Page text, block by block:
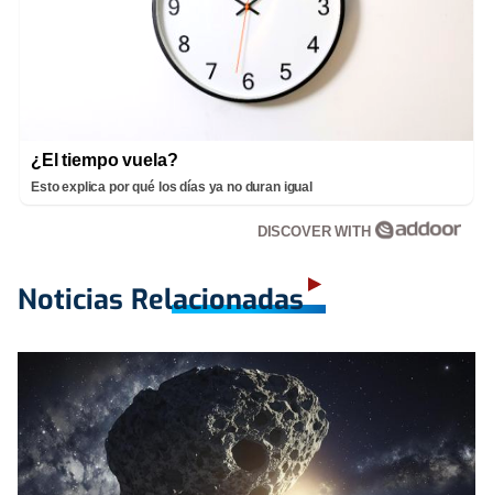
¿El tiempo vuela?
Esto explica por qué los días ya no duran igual
DISCOVER WITH
Noticias Relacionadas